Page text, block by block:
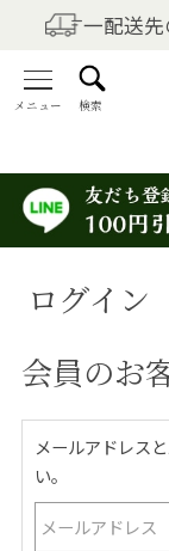
一配送
メニュー 検索
商品を探す
全商品一覧
梅干しの商
梅酒の商品
梅製品・そ
メニュー
トップペー
マイページ
ログイン
会員のお
メールアドレス
い。